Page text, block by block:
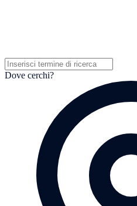
Dove cerchi?